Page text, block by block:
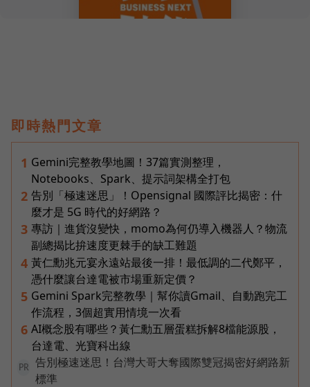
即時熱門文章
1 Gemini完整教學地圖！37篇實測整理，
Notebooks、Spark、提示詞架構全打包
2 告別「極速迷思」！Opensignal 國際評比揭密：什
麼才是 5G 時代的好網路？
3 專訪｜進貨沒變快，momo為何仍導入機器人？物流
副總揭比拚速度更棘手的缺工難題
4 黃仁勳兆元宴永遠站最後一排！最低調的二代鄭平，
憑什麼讓台達電被市場重新定價？
5 Gemini Spark完整教學｜幫你讀Gmail、自動跑完工
作流程，3個超實用情境一次看
6 AI概念股有哪些？黃仁勳五層蛋糕拆解8檔能源股，
台達電、光寶科出線
PR
告別極速迷思！台灣大哥大奪國際雙冠揭密好網路新
標準